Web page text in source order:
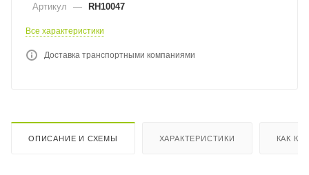
Артикул — RH10047
Все характеристики
Доставка транспортными компаниями
ОПИСАНИЕ И СХЕМЫ ХАРАКТЕРИСТИКИ КАК